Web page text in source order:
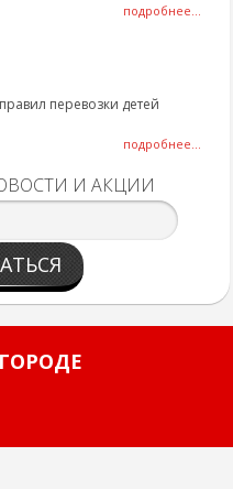
подробнее...
перевозки детей
подробнее...
И АКЦИИ